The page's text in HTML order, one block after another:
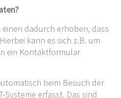
dadurch erhoben, dass
kann es sich z.B. um
ein Kontaktformular
beim Besuch der
Systeme erfasst. Das sind